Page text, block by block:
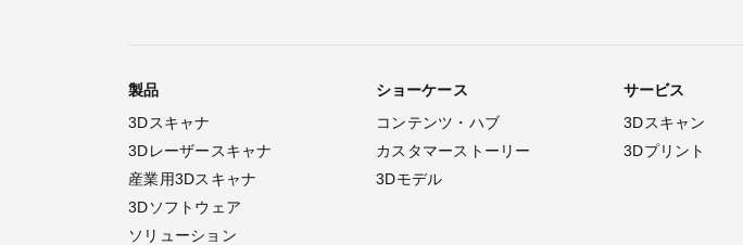
製品
3Dスキャナ
3Dレーザースキャナ
産業用3Dスキャナ
3Dソフトウェア
ソリューション
ショーケース
コンテンツ・ハブ
カスタマーストーリー
3Dモデル
サービス
3Dスキャン
3Dプリント